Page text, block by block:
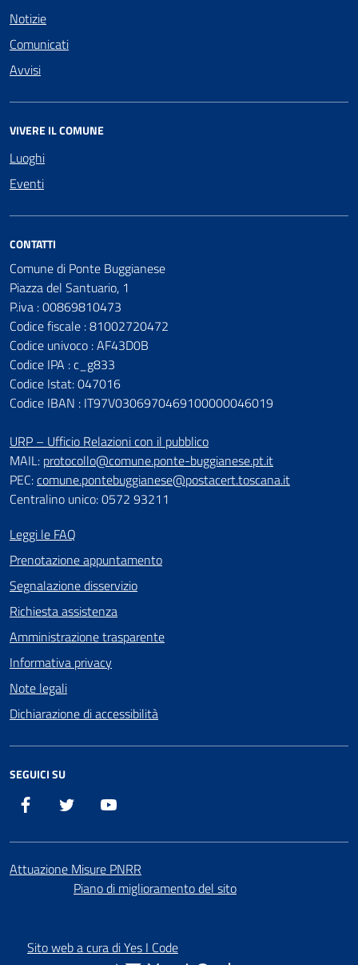
Notizie
Comunicati
Avvisi
VIVERE IL COMUNE
Luoghi
Eventi
CONTATTI
Comune di Ponte Buggianese
Piazza del Santuario, 1
P.iva : 00869810473
Codice fiscale : 81002720472
Codice univoco : AF43D0B
Codice IPA : c_g833
Codice Istat: 047016
Codice IBAN : IT97V0306970469100000046019
URP – Ufficio Relazioni con il pubblico
MAIL: protocollo@comune.ponte-buggianese.pt.it
PEC:comune.pontebuggianese@postacert.toscana.it
Centralino unico: 0572 93211
Leggi le FAQ
Prenotazione appuntamento
Segnalazione disservizio
Richiesta assistenza
Amministrazione trasparente
Informativa privacy
Note legali
Dichiarazione di accessibilità
SEGUICI SU
Facebook
Attuazione Misure PNRR
Piano di miglioramento del sito
Sito web a cura di Yes I Code